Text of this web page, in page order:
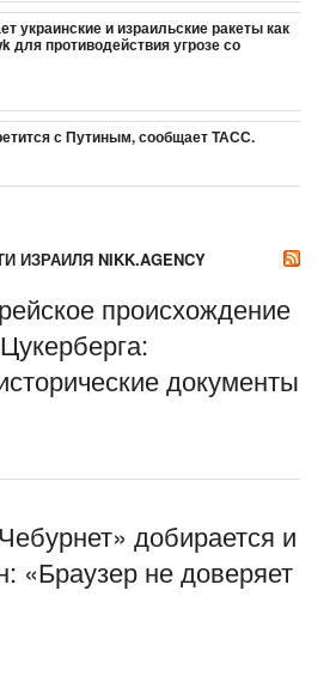
украинские и израильские ракеты как
для противодействия угрозе со
с Путиным, сообщает ТАСС.
NIKK.AGENCY
происхождение
документы
добирается и
«Браузер не доверяет